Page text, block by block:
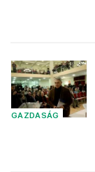
GAZDASÁG